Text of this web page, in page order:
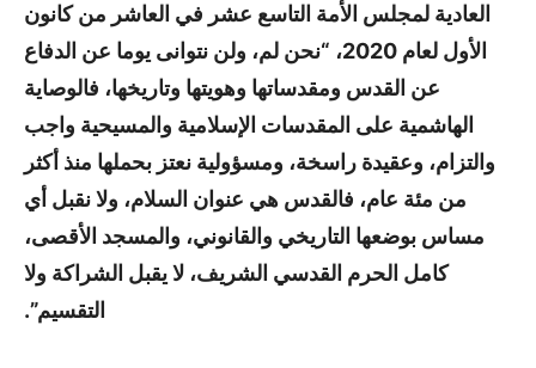
العادية لمجلس الأمة التاسع عشر في العاشر من كانون
الأول لعام 2020، “نحن لم، ولن نتوانى يوما عن الدفاع
عن القدس ومقدساتها وهويتها وتاريخها، فالوصاية
الهاشمية على المقدسات الإسلامية والمسيحية واجب
والتزام، وعقيدة راسخة، ومسؤولية نعتز بحملها منذ أكثر
من مئة عام، فالقدس هي عنوان السلام، ولا نقبل أي
مساس بوضعها التاريخي والقانوني، والمسجد الأقصى،
كامل الحرم القدسي الشريف، لا يقبل الشراكة ولا
التقسيم”.